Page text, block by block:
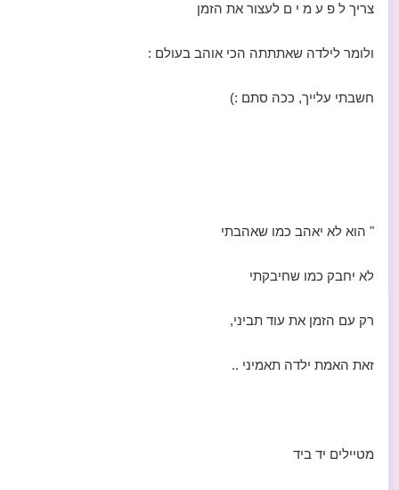
צריך ל פ ע מ י ם לעצור את הזמן
ולומר לילדה שאתתתה הכי אוהב בעולם :
חשבתי עלייך, ככה סתם :)
" הוא לא יאהב כמו שאהבתי
לא יחבק כמו שחיבקתי
רק עם הזמן את עוד תביני,
זאת האמת ילדה תאמיני ..
מטיילים יד ביד